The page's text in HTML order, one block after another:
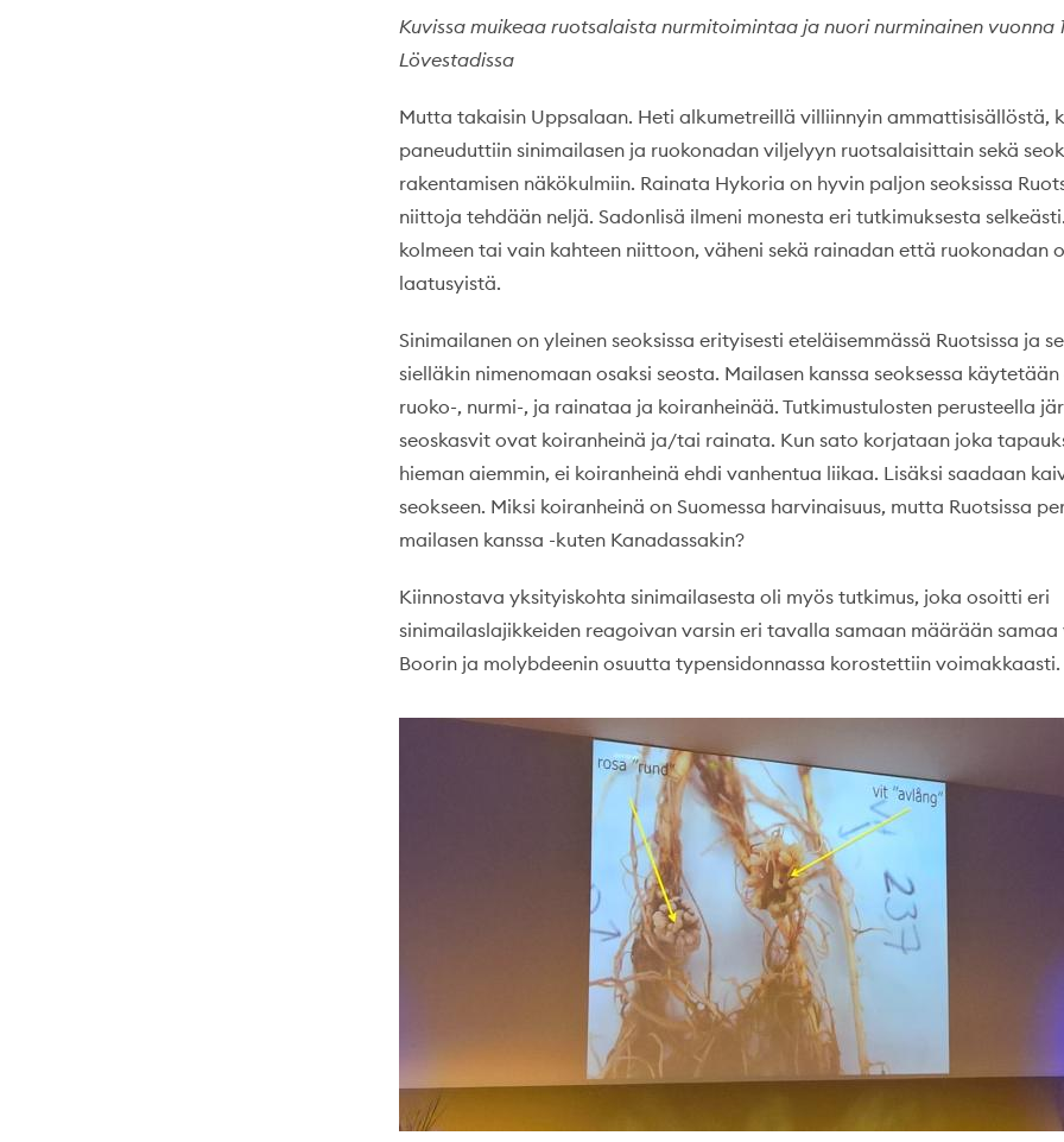
Kuvissa muikeaa ruotsalaista nurmitoimintaa ja nuori nurminainen vuonna
Lövestadissa
Mutta takaisin Uppsalaan. Heti alkumetreillä villiinnyin ammattisisällöstä,
paneuduttiin sinimailasen ja ruokonadan viljelyyn ruotsalaisittain sekä
rakentamisen näkökulmiin. Rainata Hykoria on hyvin paljon seoksissa
niittoja tehdään neljä. Sadonlisä ilmeni monesta eri tutkimuksesta
kolmeen tai vain kahteen niittoon, väheni sekä rainadan että ruokonadan
laatusyistä.
Sinimailanen on yleinen seoksissa erityisesti eteläisemmässä Ruotsissa ja
sielläkin nimenomaan osaksi seosta. Mailasen kanssa seoksessa
ruoko-, nurmi-, ja rainataa ja koiranheinää. Tutkimustulosten perusteella
seoskasvit ovat koiranheinä ja/tai rainata. Kun sato korjataan joka
hieman aiemmin, ei koiranheinä ehdi vanhentua liikaa. Lisäksi saadaan
seokseen. Miksi koiranheinä on Suomessa harvinaisuus, mutta Ruotsissa
mailasen kanssa -kuten Kanadassakin?
Kiinnostava yksityiskohta sinimailasesta oli myös tutkimus, joka osoitti eri
sinimailaslajikkeiden reagoivan varsin eri tavalla samaan määrään samaa
Boorin ja molybdeenin osuutta typensidonnassa korostettiin voimakkaasti.